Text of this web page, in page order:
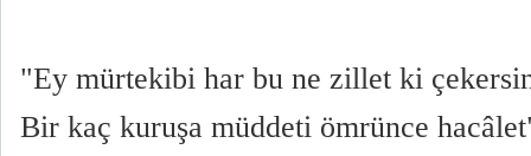
"Ey mürtekibi har bu ne zillet ki
Bir kaç kuruşa müddeti ömrünce